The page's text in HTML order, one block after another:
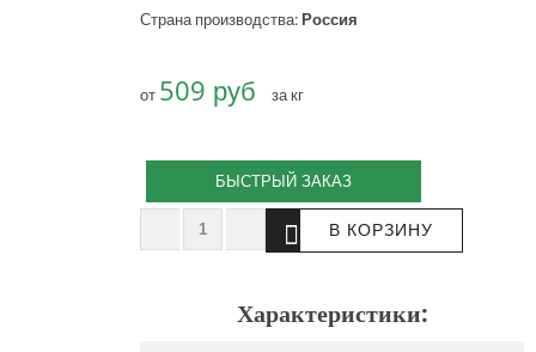
Страна производства:Россия
от 509 руб за кг
БЫСТРЫЙ ЗАКАЗ
Характеристики: